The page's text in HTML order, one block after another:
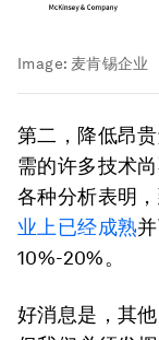
Image: 麦肯锡企业
第二，降低昂
需的许多技术
各种分析表明
业上已经成熟
10%-20%。
好消息是，其